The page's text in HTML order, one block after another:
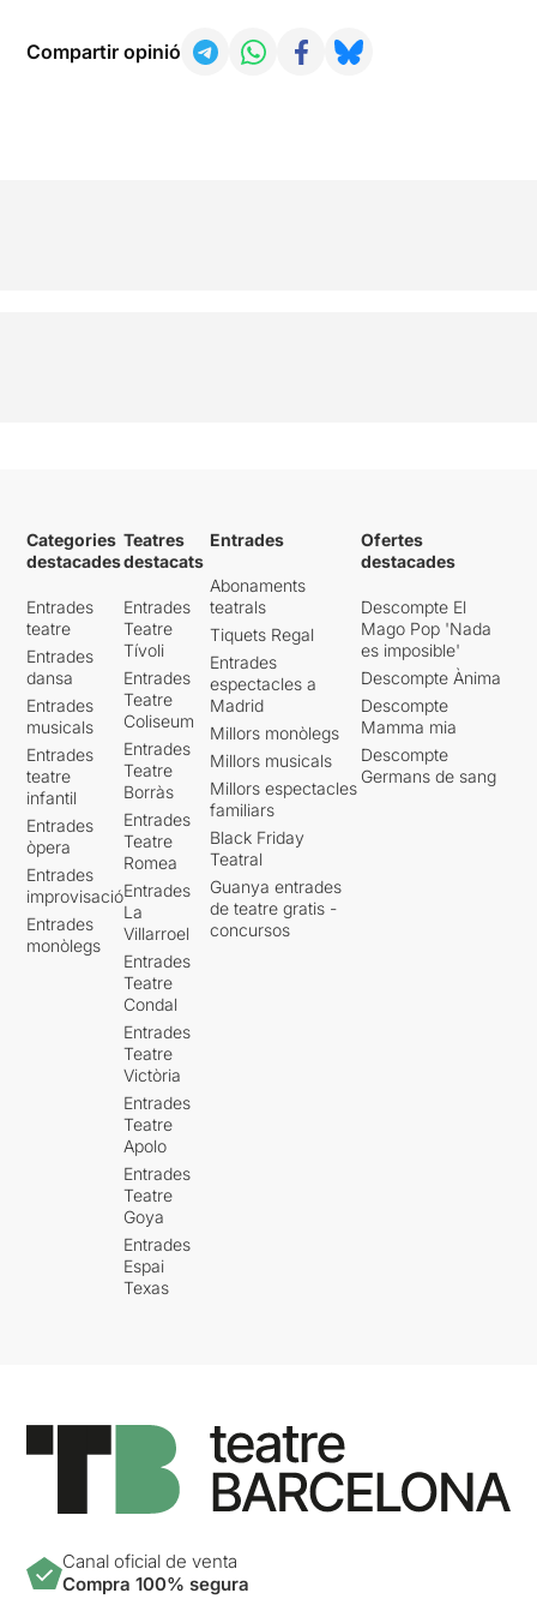
Compartir opinió
Categories
destacades
Entrades
teatre
Entrades
dansa
Entrades
musicals
Entrades
teatre
infantil
Entrades
òpera
Entrades
improvisació
Entrades
monòlegs
Teatres
destacats
Entrades
Teatre
Tívoli
Entrades
Teatre
Coliseum
Entrades
Teatre
Borràs
Entrades
Teatre
Romea
Entrades
La
Villarroel
Entrades
Teatre
Condal
Entrades
Teatre
Victòria
Entrades
Teatre
Apolo
Entrades
Teatre
Goya
Entrades
Espai
Texas
Entrades
Abonaments
teatrals
Tiquets Regal
Entrades
espectacles a
Madrid
Millors monòlegs
Millors musicals
Millors espectacles
familiars
Black Friday
Teatral
Guanya entrades
de teatre gratis -
concursos
Ofertes
destacades
Descompte El
Mago Pop 'Nada
es imposible'
Descompte Ànima
Descompte
Mamma mia
Descompte
Germans de sang
Canal oficial de venta
Compra 100% segura